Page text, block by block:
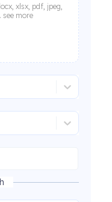
xlsx, pdf, jpeg,
see more